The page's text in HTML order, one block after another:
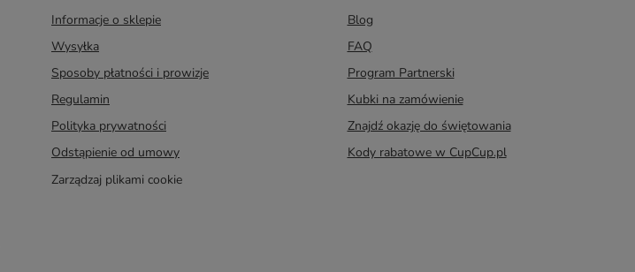
Informacje o sklepie
Wysyłka
Sposoby płatności i prowizje
Regulamin
Polityka prywatności
Odstąpienie od umowy
Zarządzaj plikami cookie
Blog
FAQ
Program Partnerski
Kubki na zamówienie
Znajdź okazję do świętowania
Kody rabatowe w CupCup.pl